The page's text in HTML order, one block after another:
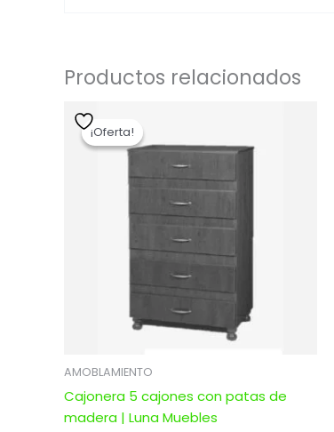
Productos relacionados
¡Oferta!
¡Oferta!
AMOBLAMIENTO
Cajonera 5 cajones con patas de
madera | Luna Muebles
original
era:
$ 4.283,00.
es: